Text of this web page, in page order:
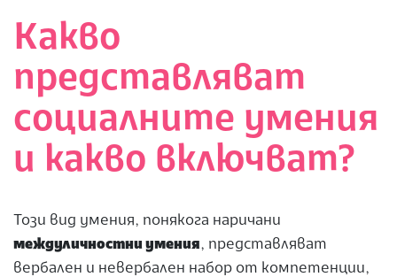
Какво
представляват
социалните умения
и какво включват?
Този вид умения, понякога наричани
междуличностни умения, представляват
вербален и невербален набор от компетенции,